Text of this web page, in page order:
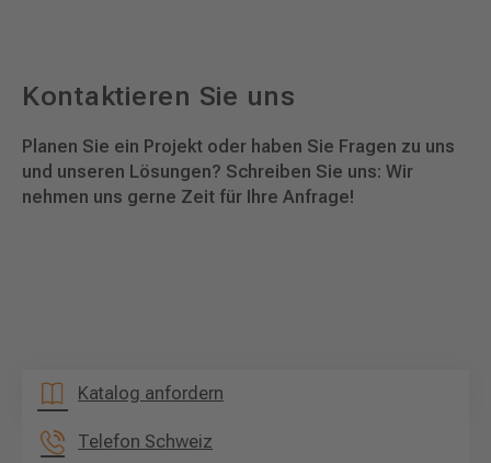
Kontaktieren Sie uns
Planen Sie ein Projekt oder haben Sie Fragen zu uns
und unseren Lösungen? Schreiben Sie uns: Wir
nehmen uns gerne Zeit für Ihre Anfrage!
Katalog anfordern
Telefon Schweiz